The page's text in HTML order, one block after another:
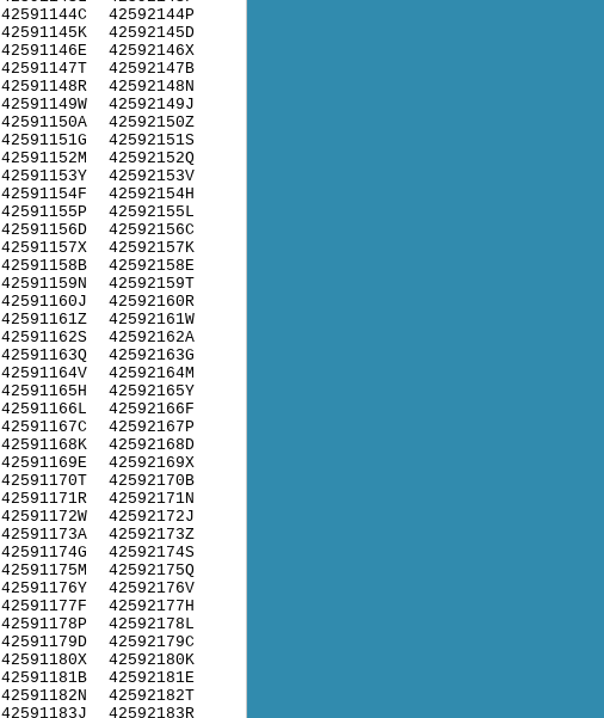
42591144C
42591145K
42591146E
42591147T
42591148R
42591149W
42591150A
42591151G
42591152M
42591153Y
42591154F
42591155P
42591156D
42591157X
42591158B
42591159N
42591160J
42591161Z
42591162S
42591163Q
42591164V
42591165H
42591166L
42591167C
42591168K
42591169E
42591170T
42591171R
42591172W
42591173A
42591174G
42591175M
42591176Y
42591177F
42591178P
42591179D
42591180X
42591181B
42591182N
42591183J
42592144P
42592145D
42592146X
42592147B
42592148N
42592149J
42592150Z
42592151S
42592152Q
42592153V
42592154H
42592155L
42592156C
42592157K
42592158E
42592159T
42592160R
42592161W
42592162A
42592163G
42592164M
42592165Y
42592166F
42592167P
42592168D
42592169X
42592170B
42592171N
42592172J
42592173Z
42592174S
42592175Q
42592176V
42592177H
42592178L
42592179C
42592180K
42592181E
42592182T
42592183R